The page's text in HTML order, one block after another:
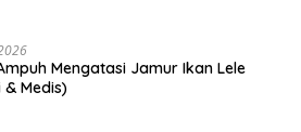
Mengatasi Jamur Ikan Lele
& Medis)